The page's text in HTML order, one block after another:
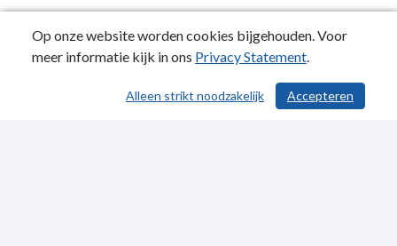
/ 568
Op onze website worden cookies bijgehouden. Voor
meer informatie kijk in ons Privacy Statement.
Accepteren
Alleen strikt noodzakelijk